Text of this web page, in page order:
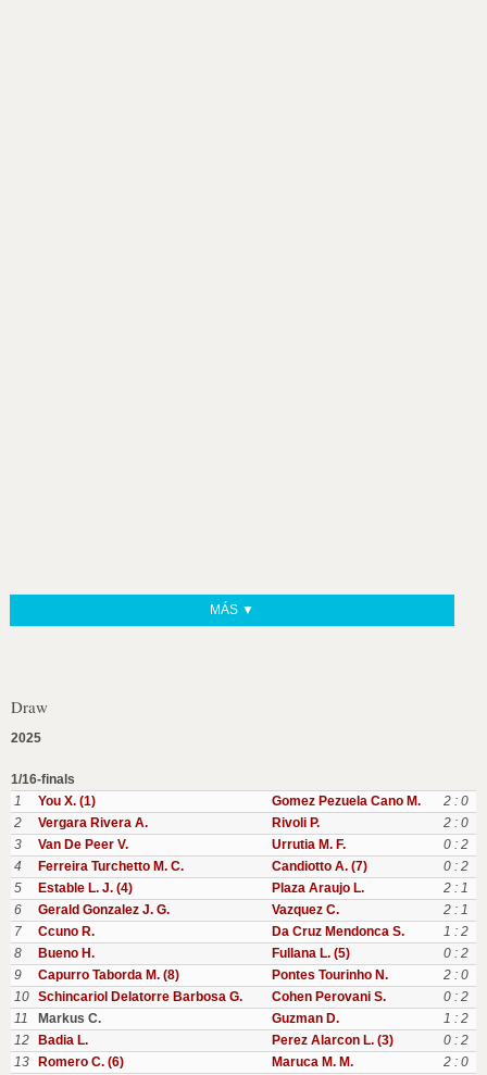
MÁS ▼
Draw
2025
1/16-finals
1
You X. (1) Gomez Pezuela Cano M.
2 : 0
2
Vergara Rivera A. Rivoli P.
2 : 0
3
Van De Peer V. Urrutia M. F.
0 : 2
4
Ferreira Turchetto M. C. Candiotto A. (7)
0 : 2
5
Estable L. J. (4) Plaza Araujo L.
2 : 1
6
Gerald Gonzalez J. G. Vazquez C.
2 : 1
7
Ccuno R. Da Cruz Mendonca S.
1 : 2
8
Bueno H. Fullana L. (5)
0 : 2
9
Capurro Taborda M. (8) Pontes Tourinho N.
2 : 0
10 Schincariol Delatorre Barbosa G. Cohen Perovani S.
0 : 2
11
Markus C. Guzman D.
1 : 2
12
Badia L. Perez Alarcon L. (3)
0 : 2
13
Romero C. (6) Maruca M. M. 2 : 0